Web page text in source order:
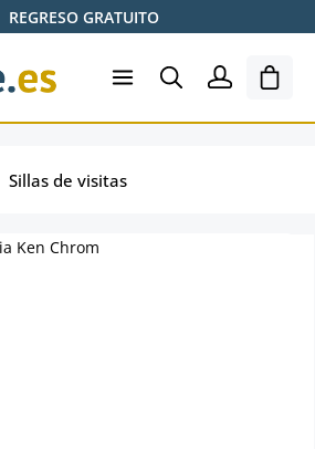
REGRESO GRATUITO
El
Sillas de visitas